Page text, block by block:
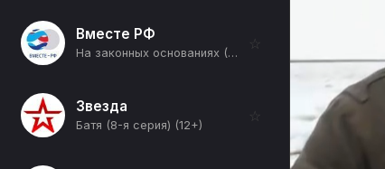
Вместе РФ
На законных основаниях (12+)
☆
Звезда
Батя (8-я серия) (12+)
☆